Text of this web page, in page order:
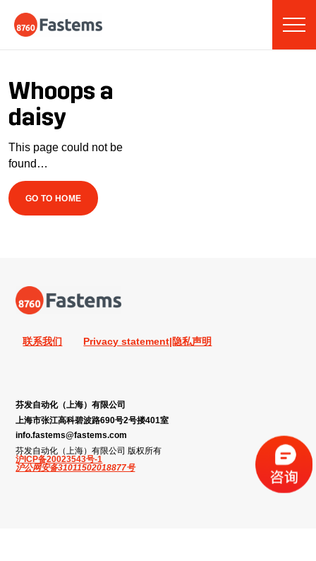
content
Whoops a
daisy
This page could not be
found…
GO TO HOME
联系我们 Privacy statement|隐私声明
芬发自动化（上海）有限公司
上海市张江高科碧波路690号2号搂401室
info.fastems@fastems.com
芬发自动化（上海）有限公司 版权所有
沪ICP备20023543号-1
沪公网安备31011502018877号